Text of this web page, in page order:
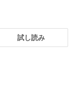
試し読み